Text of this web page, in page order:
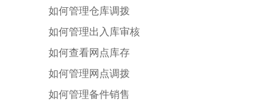
如何管理仓库调拨
如何管理出入库审核
如何查看网点库存
如何管理网点调拨
如何管理备件销售